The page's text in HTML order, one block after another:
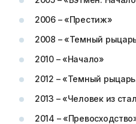
2006 – «Престиж»
2008 – «Темный
2010 – «Начало»
2012 – «Темный
2013 – «Человек из
2014 –